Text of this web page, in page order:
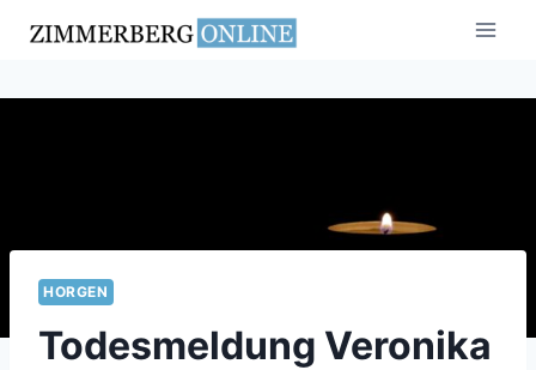
Inhalt
HORGEN
Todesmeldung Veronika